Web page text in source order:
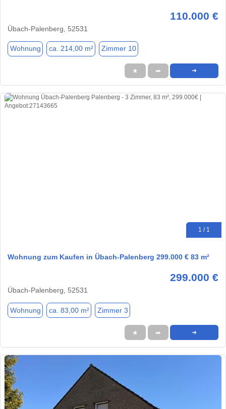
110.000 €
Übach-Palenberg, 52531
Wohnung ca. 214,00 m² Zimmer 10
★ ➦ ➜
1 / 1
Wohnung zum Kaufen in Übach-Palenberg 299.000 € 83 m²
299.000 €
Übach-Palenberg, 52531
Wohnung ca. 83,00 m² Zimmer 3
★ ➦ ➜